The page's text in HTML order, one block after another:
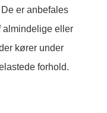
er anbefales
almindelige eller
kører under
forhold.